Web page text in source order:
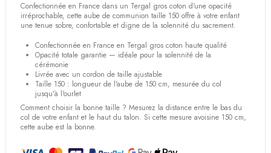
Confectionnée en France dans un Tergal gros coton d'une opacité
irréprochable, cette aube de communion taille 150 offre à votre enfant
une tenue sobre, confortable et digne de la solennité du sacrement.
Confectionnée en France en Tergal gros coton haute qualité
Opacité totale garantie — idéale pour la solennité de la
cérémonie
Livrée avec un cordon de taille ajustable
Taille 150 : longueur de l'aube de 150 cm, mesurée du col
jusqu'à l'ourlet
Comment choisir la bonne taille ? Mesurez la distance entre le bas du
col de votre enfant et le haut du talon. Si cette mesure avoisine 150 cm,
cette aube est la bonne.